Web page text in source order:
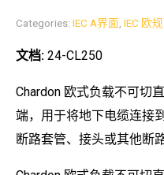
Categories: IEC A界面 IEC 欧规
文档: 24-CL250
Chardon 欧式负载不可切
端，用于将地下电缆连接
断路套管、接头或其他断